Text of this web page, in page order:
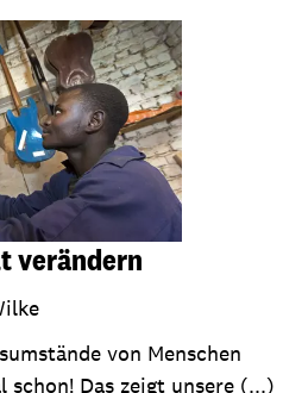
verändern
von Menschen
schon! Das zeigt unsere (...)